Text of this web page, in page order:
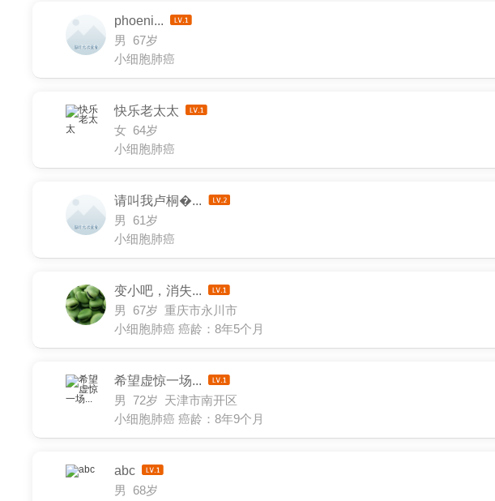
phoeni...
男 67岁
小细胞肺癌
快乐老太太
女 64岁
小细胞肺癌
请叫我卢桐�...
男 61岁
小细胞肺癌
变小吧，消失...
男 67岁 重庆市永川市
小细胞肺癌 癌龄：8年5个月
希望虚惊一场...
男 72岁 天津市南开区
小细胞肺癌 癌龄：8年9个月
abc
男 68岁